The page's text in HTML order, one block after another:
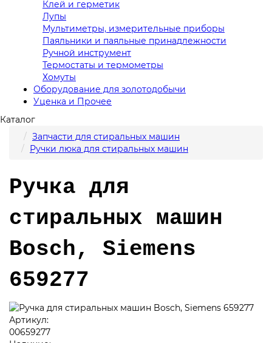
Клей и герметик
Лупы
Мультиметры, измерительные приборы
Паяльники и паяльные принадлежности
Ручной инструмент
Термостаты и термометры
Хомуты
Оборудование для золотодобычи
Уценка и Прочее
Каталог
Запчасти для стиральных машин
Ручки люка для стиральных машин
Ручка для
стиральных машин
Bosch, Siemens
659277
Артикул:
00659277